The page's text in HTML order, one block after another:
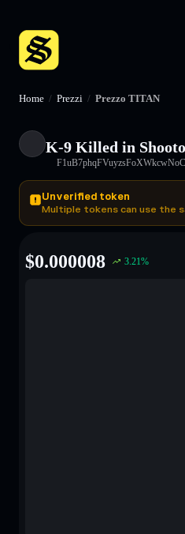
Home / Prezzi / Prezzo TITAN
K-9 Killed in
Unverified token
Multiple tokens can use the
$0.000008 3.21%